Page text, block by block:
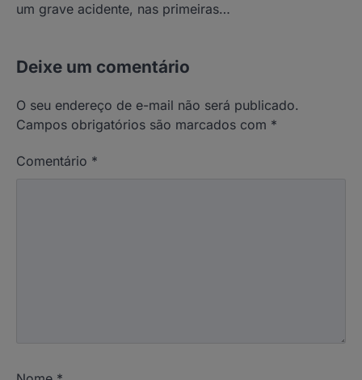
um grave acidente, nas primeiras…
Deixe um comentário
O seu endereço de e-mail não será publicado.
Campos obrigatórios são marcados com *
Comentário *